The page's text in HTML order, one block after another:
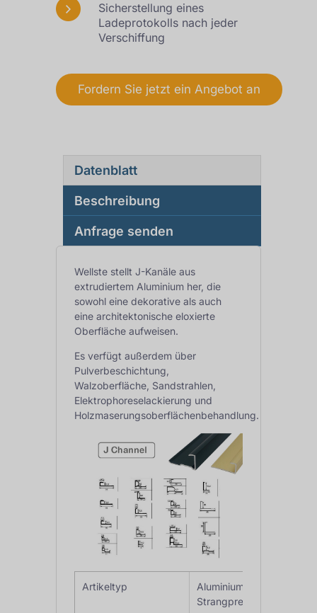
Sicherstellung eines
Ladeprotokolls nach jeder
Verschiffung
Fordern Sie jetzt ein Angebot an
Datenblatt
Beschreibung
Anfrage senden
Wellste stellt J-Kanäle aus
extrudiertem Aluminium her, die
sowohl eine dekorative als auch
eine architektonische eloxierte
Oberfläche aufweisen.
Es verfügt außerdem über
Pulverbeschichtung,
Walzoberfläche, Sandstrahlen,
Elektrophoreselackierung und
Holzmaserungsoberflächenbehandlung.
Artikeltyp
Aluminium-J-Kanal-
Strangpressprofile